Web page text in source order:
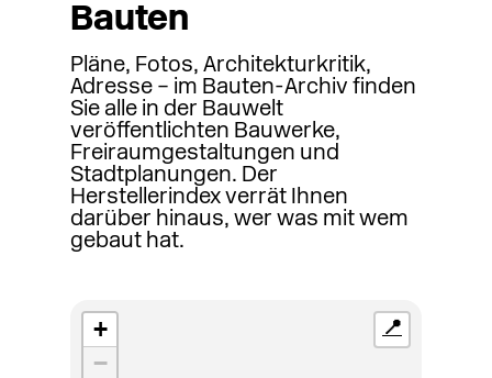
Bauten
Pläne, Fotos, Architekturkritik,
Adresse – im Bauten-Archiv finden
Sie alle in der Bauwelt
veröffentlichten Bauwerke,
Freiraumgestaltungen und
Stadtplanungen. Der
Herstellerindex verrät Ihnen
darüber hinaus, wer was mit wem
gebaut hat.
+
−
📍